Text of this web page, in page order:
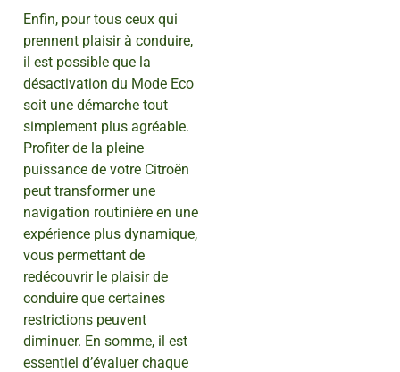
Enfin, pour tous ceux qui
prennent plaisir à conduire,
il est possible que la
désactivation du Mode Eco
soit une démarche tout
simplement plus agréable.
Profiter de la pleine
puissance de votre Citroën
peut transformer une
navigation routinière en une
expérience plus dynamique,
vous permettant de
redécouvrir le plaisir de
conduire que certaines
restrictions peuvent
diminuer. En somme, il est
essentiel d’évaluer chaque